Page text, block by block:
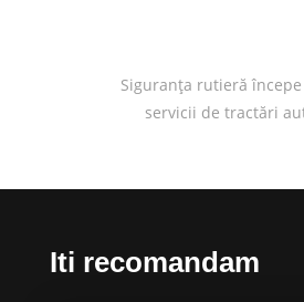
Siguranța rutieră
servicii de tractări
Iti recomandam